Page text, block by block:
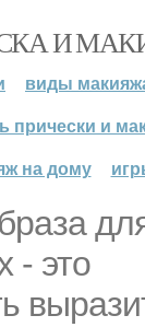
И
виды
прически и
на дому
- это